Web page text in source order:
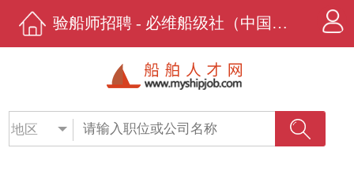
验船师招聘 - 必维船级社（中国）有限公司 - 船舶人才网
地区